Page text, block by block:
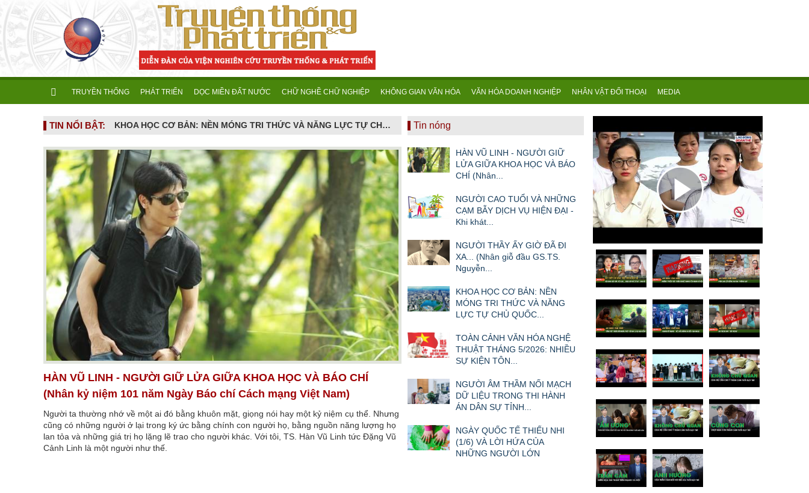
TRUYỀN THỐNG PHÁT TRIỂN DỌC MIỀN ĐẤT NƯỚC CHỮ NGHỀ CHỮ NGHIỆP KHÔNG GIAN VĂN HÓA VĂN HÓA DOANH NGHIỆP NHÂN VẬT ĐỐI THOẠI MEDIA
TIN NỔI BẬT:NGƯỜI THẦY ẤY GIỜ ĐÃ ĐI XA... (Nhân giỗ đầu GS.TS. Nguyễn Đình Tấn - 16/6/2026 tức ngày 02.5 âm lịch) KHOA HỌC CƠ BẢN: NỀN MÓNG TRI THỨC VÀ NĂNG LỰC TỰ CHỦ QUỐC GIA TRONG KỶ NGUYÊN MỚI
HÀN VŨ LINH - NGƯỜI GIỮ LỬA GIỮA KHOA HỌC VÀ BÁO CHÍ
(Nhân kỷ niệm 101 năm Ngày Báo chí Cách mạng Việt Nam)
Người ta thường nhớ về một ai đó bằng khuôn mặt, giọng nói hay một kỷ niệm cụ thể. Nhưng
cũng có những người ở lại trong ký ức bằng chính con người họ, bằng nguồn năng lượng họ
lan tỏa và những giá trị họ lặng lẽ trao cho người khác. Với tôi, TS. Hàn Vũ Linh tức Đặng Vũ
Cảnh Linh là một người như thế.
Tin nóng
HÀN VŨ LINH - NGƯỜI GIỮ
LỬA GIỮA KHOA HỌC VÀ BÁO
CHÍ (Nhân...
NGƯỜI CAO TUỔI VÀ NHỮNG
CẠM BẪY DỊCH VỤ HIỆN ĐẠI -
Khi khát...
NGƯỜI THẦY ẤY GIỜ ĐÃ ĐI
XA... (Nhân giỗ đầu GS.TS.
Nguyễn...
KHOA HỌC CƠ BẢN: NỀN
MÓNG TRI THỨC VÀ NĂNG
LỰC TỰ CHỦ QUỐC...
TOÀN CẢNH VĂN HÓA NGHỆ
THUẬT THÁNG 5/2026: NHIỀU
SỰ KIỆN TÔN...
NGƯỜI ÂM THẦM NỐI MẠCH
DỮ LIỆU TRONG THI HÀNH
ÁN DÂN SỰ TỈNH...
NGÀY QUỐC TẾ THIẾU NHI
(1/6) VÀ LỜI HỨA CỦA
NHỮNG NGƯỜI LỚN